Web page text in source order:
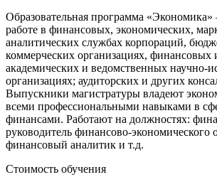
Образовательная программа «Экономика»
работе в финансовых, экономических,
аналитических службах корпораций,
коммерческих организациях, финансовых
академических и ведомственных научно-
организациях; аудиторских и других
Выпускники магистратуры владеют
всеми профессиональными навыками в
финансами. Работают на должностях:
руководитель финансово-экономического
финансовый аналитик и т.д.
Стоимость обучения